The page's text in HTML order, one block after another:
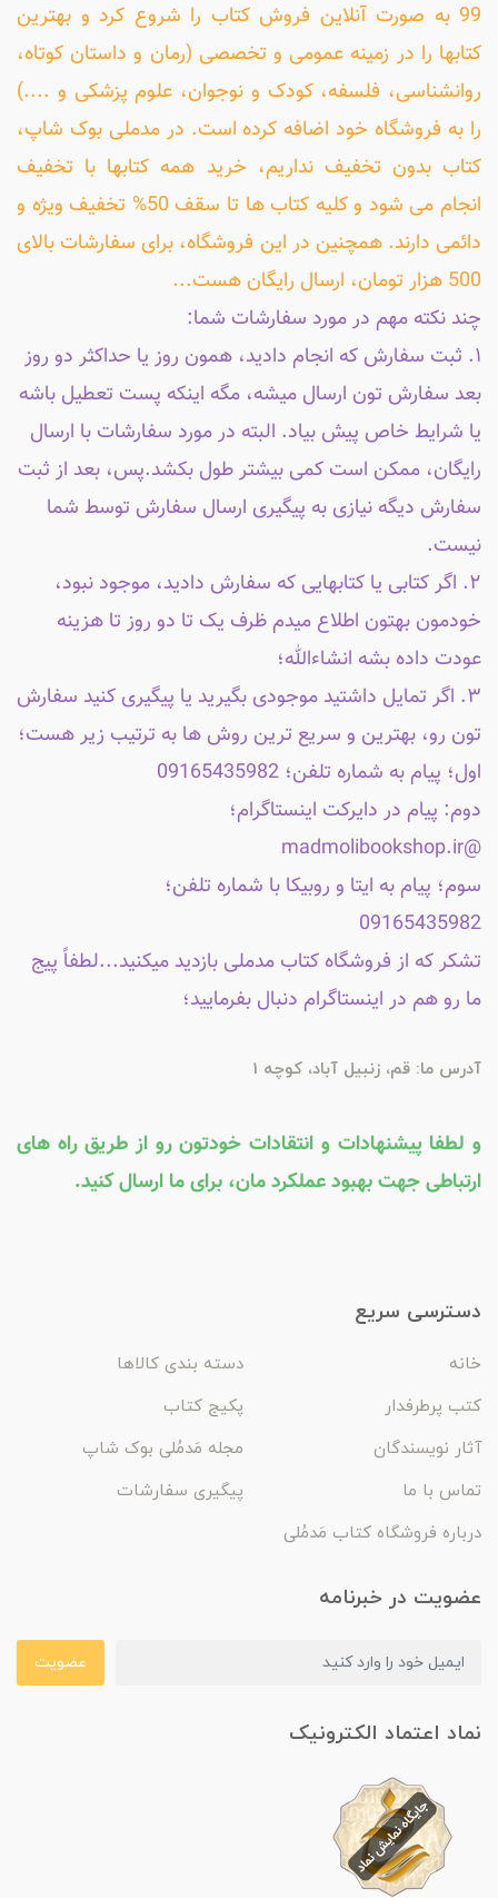
99 به صورت آنلاین فروش کتاب را شروع کرد و بهترین
کتابها را در زمینه عمومی و تخصصی (رمان و داستان کوتاه،
روانشناسی، فلسفه، کودک و نوجوان، علوم پزشکی و ....)
را به فروشگاه خود اضافه کرده است. در مدملی بوک شاپ،
کتاب بدون تخفیف نداریم، خرید همه کتابها با تخفیف
انجام می شود و کلیه کتاب ها تا سقف 50% تخفیف ویژه و
دائمی دارند. همچنین در این فروشگاه، برای سفارشات بالای
500 هزار تومان، ارسال رایگان هست...
چند نکته مهم در مورد سفارشات شما:
۱. ثبت سفارش که انجام دادید، همون روز یا حداکثر دو روز
بعد سفارش تون ارسال میشه، مگه اینکه پست تعطیل باشه
یا شرایط خاص پیش بیاد. البته در مورد سفارشات با ارسال
رایگان، ممکن است کمی بیشتر طول بکشد.پس، بعد از ثبت
سفارش دیگه نیازی به پیگیری ارسال سفارش توسط شما
نیست.
۲. اگر کتابی یا کتابهایی که سفارش دادید، موجود نبود،
خودمون بهتون اطلاع میدم ظرف یک تا دو روز تا هزینه
عودت داده بشه انشاءالله؛
۳. اگر تمایل داشتید موجودی بگیرید یا پیگیری کنید سفارش
تون رو، بهترین و سریع ترین روش ها به ترتیب زیر هست؛
اول؛ پیام به شماره تلفن؛ 09165435982
دوم: پیام در دایرکت اینستاگرام؛
@madmolibookshop.ir
سوم؛ پیام به ایتا و روبیکا با شماره تلفن؛
09165435982
تشکر که از فروشگاه کتاب مدملی بازدید میکنید...لطفاً پیج
ما رو هم در اینستاگرام دنبال بفرمایید؛
آدرس ما: قم، زنبیل آباد، کوچه 1
و لطفا پیشنهادات و انتقادات خودتون رو از طریق راه های
ارتباطی جهت بهبود عملکرد مان، برای ما ارسال کنید.
دسترسی سریع
خانه
دسته بندی کالاها
کتب پرطرفدار
پکیج کتاب
آثار نویسندگان
مجله مَدمُلی بوک شاپ
تماس با ما
پیگیری سفارشات
درباره فروشگاه کتاب مَدمُلی
عضویت در خبرنامه
عضویت
نماد اعتماد الکترونیک